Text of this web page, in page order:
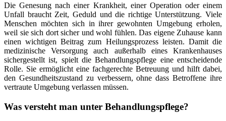
Die Genesung nach einer Krankheit, einer Operation oder einem
Unfall braucht Zeit, Geduld und die richtige Unterstützung. Viele
Menschen möchten sich in ihrer gewohnten Umgebung erholen,
weil sie sich dort sicher und wohl fühlen. Das eigene Zuhause kann
einen wichtigen Beitrag zum Heilungsprozess leisten. Damit die
medizinische Versorgung auch außerhalb eines Krankenhauses
sichergestellt ist, spielt die Behandlungspflege eine entscheidende
Rolle. Sie ermöglicht eine fachgerechte Betreuung und hilft dabei,
den Gesundheitszustand zu verbessern, ohne dass Betroffene ihre
vertraute Umgebung verlassen müssen.
Was versteht man unter Behandlungspflege?